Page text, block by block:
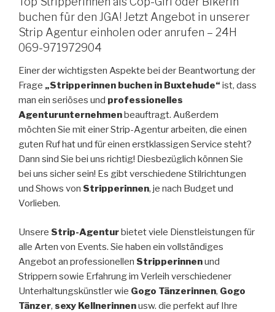
buchen für den JGA! Jetzt Angebot in unserer
Strip Agentur einholen oder anrufen – 24H
069-971972904
Einer der wichtigsten Aspekte bei der Beantwortung der
Frage „Stripperinnen buchen in Buxtehude“ ist, dass
man ein seriöses und professionelles
Agenturunternehmenbeauftragt. Außerdem
möchten Sie mit einer Strip-Agentur arbeiten, die einen
guten Ruf hat und für einen erstklassigen Service steht?
Dann sind Sie bei uns richtig! Diesbezüglich können Sie
bei uns sicher sein! Es gibt verschiedene Stilrichtungen
und Shows von Stripperinnen, je nach Budget und
Vorlieben.
Unsere Strip-Agenturbietet viele Dienstleistungen für
alle Arten von Events. Sie haben ein vollständiges
Angebot an professionellen Stripperinnenund
Strippern sowie Erfahrung im Verleih verschiedener
Unterhaltungskünstler wie Gogo Tänzerinnen, Gogo
Tänzer, sexy Kellnerinnenusw. die perfekt auf Ihre